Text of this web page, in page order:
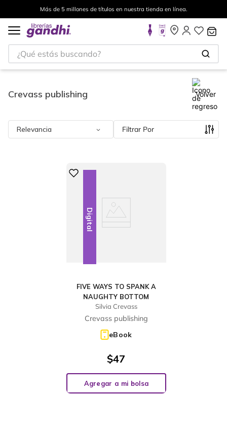
Más de 5 millones de títulos en nuestra tienda en línea.
¿Qué estás buscando?
Crevass publishing Volver
Relevancia Filtrar
Digital
FIVE WAYS TO SPANK A
NAUGHTY BOTTOM
Silvia Crevass
Crevass publishing
eBook
$47
Agregar a mi bolsa